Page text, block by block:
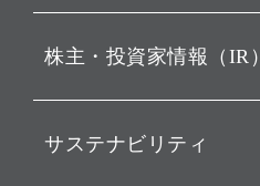
ビジョン
戦略
バリュー
ソフトバンクグループの歩
ソフトバンク・ビジョン・
株主・投資家情報（IR）
IRカレンダー
サステナビリティ